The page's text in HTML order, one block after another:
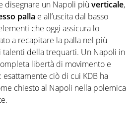
disegnare un Napoli più verticale,
palla e all’uscita dal basso
che oggi assicura lo
a recapitare la palla nel più
della trequarti. Un Napoli in
libertà di movimento e
: esattamente ciò di cui KDB ha
chiesto al Napoli nella polemica